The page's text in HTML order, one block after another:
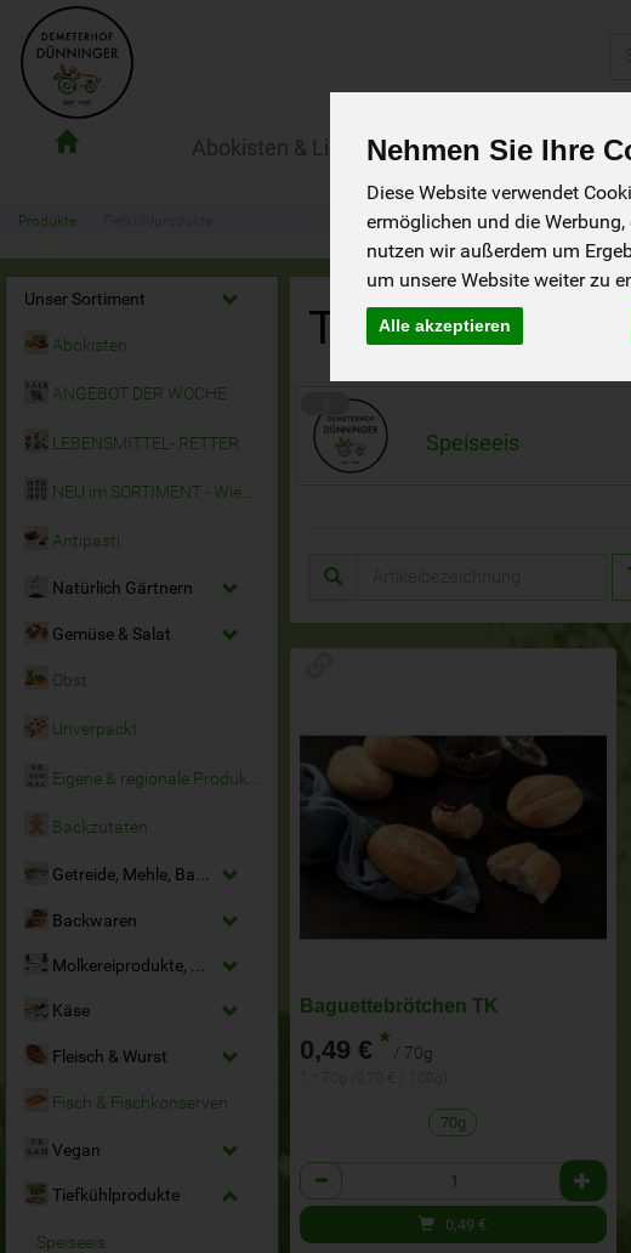
Nehmen Sie Ihre
Diese Website verwendet
ermöglichen und die
nutzen wir außerdem um
um unsere Website weiter zu
Alle akzeptieren
Lieferdienst
Abokisten & Lieferservice Der Hofladen
Produkte
Unser Sortiment
Abokisten
ANGEBOT DER WOCHE
LEBENSMITTEL- RETTER
Antipasti
Natürlich Gärtnern
Gemüse & Salat
Obst
Unverpackt
Backzutaten
Getreide, Mehle, Backmittel
Backwaren
Molkereiprodukte, Milchersatz & Eier
Käse
Fleisch & Wurst
Fisch & Fischkonserven
Vegan
Tiefkühlprodukte
Speiseeis
Speiseeis
Baguettebrötchen TK
0,49 € * / 70g
70g
Anzahl
0,49 €